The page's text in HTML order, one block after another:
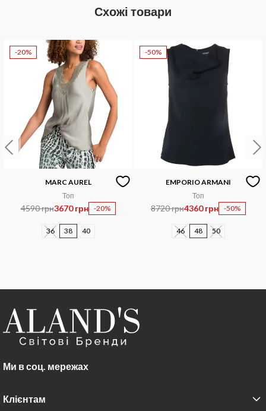
Схожі товари
-20%
MARC AUREL
Топ
4590 грн3670 грн -20%
36 38 40
-50%
EMPORIO ARMANI
Топ
8720 грн4360 грн -50%
46 48 50
Ми в соц. мережах
Клієнтам